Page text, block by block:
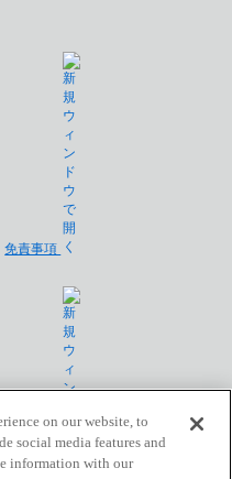
免責事項
on our website, to
social media features and
information with our